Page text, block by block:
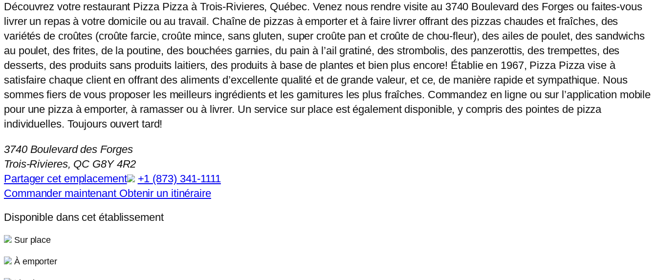
Découvrez votre restaurant Pizza Pizza à Trois-Rivieres, Québec. Venez nous rendre visite au 3740 Boulevard des Forges ou faites-vous
livrer un repas à votre domicile ou au travail. Chaîne de pizzas à emporter et à faire livrer offrant des pizzas chaudes et fraîches, des
variétés de croûtes (croûte farcie, croûte mince, sans gluten, super croûte pan et croûte de chou-fleur), des ailes de poulet, des sandwichs
au poulet, des frites, de la poutine, des bouchées garnies, du pain à l’ail gratiné, des strombolis, des panzerottis, des trempettes, des
desserts, des produits sans produits laitiers, des produits à base de plantes et bien plus encore! Établie en 1967, Pizza Pizza vise à
satisfaire chaque client en offrant des aliments d’excellente qualité et de grande valeur, et ce, de manière rapide et sympathique. Nous
sommes fiers de vous proposer les meilleurs ingrédients et les garnitures les plus fraîches. Commandez en ligne ou sur l’application mobile
pour une pizza à emporter, à ramasser ou à livrer. Un service sur place est également disponible, y compris des pointes de pizza
individuelles. Toujours ouvert tard!
3740 Boulevard des Forges
Trois-Rivieres, QC G8Y 4R2
Partager cet emplacement
+1 (873) 341-1111
Commander maintenant Obtenir un itinéraire
Disponible dans cet établissement
Sur place
À emporter